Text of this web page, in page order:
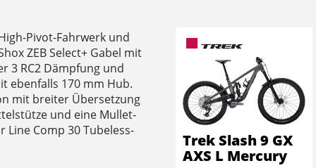
Pivot-Fahrwerk und
ZEB Select+ Gabel mit
3 RC2 Dämpfung und
ebenfalls 170 mm Hub.
mit breiter Übersetzung
und eine Mullet-
Comp 30 Tubeless-
Trek Slash 9 GX
AXS L Mercury